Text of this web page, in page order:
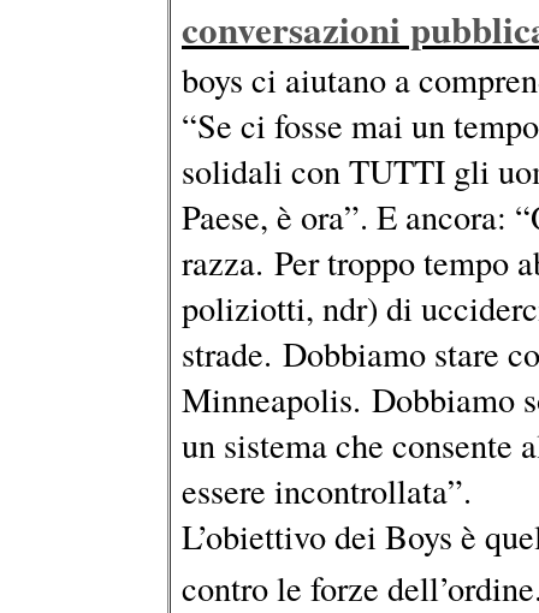
conversazioni
boys ci aiutano a
“Se ci fosse mai un
solidali con TUTTI gli
Paese, è ora”. E ancora:
razza. Per troppo tempo
poliziotti, ndr) di
strade. Dobbiamo stare
Minneapolis. Dobbiamo
un sistema che
essere incontrollata”.
L’obiettivo dei Boys è
contro le forze